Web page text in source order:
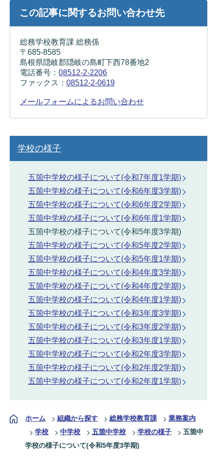
この記事に関するお問い合わせ先
総務学校教育課 総務係
〒685-8585
島根県隠岐郡隠岐の島町下西78番地2
電話番号： 08512-2-2206
ファックス： 08512-2-0619
メールフォームによるお問い合わせ
学校の様子
五箇中学校の様子について(令和7年度1学期)
五箇中学校の様子について(令和6年度3学期)
五箇中学校の様子について(令和6年度2学期)
五箇中学校の様子について(令和6年度1学期)
五箇中学校の様子について(令和5年度3学期)
五箇中学校の様子について(令和5年度2学期)
五箇中学校の様子について(令和5年度1学期)
五箇中学校の様子について(令和4年度3学期)
五箇中学校の様子について(令和4年度2学期)
五箇中学校の様子について(令和4年度1学期)
五箇中学校の様子について(令和3年度3学期)
五箇中学校の様子について(令和3年度2学期)
五箇中学校の様子について(令和3年度1学期)
五箇中学校の様子について(令和2年度3学期)
五箇中学校の様子について(令和2年度2学期)
五箇中学校の様子について(令和2年度1学期)
ホーム 組織から探す 総務学校教育課
業務案内
学校
中学校 五箇中学校 学校の様子
五箇中
学校の様子について(令和5年度3学期)